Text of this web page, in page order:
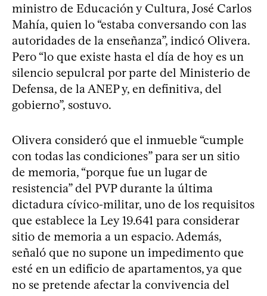
ministro de Educación y Cultura, José Carlos
Mahía, quien lo “estaba conversando con las
autoridades de la enseñanza”, indicó Olivera.
Pero “lo que existe hasta el día de hoy es un
silencio sepulcral por parte del Ministerio de
Defensa, de la ANEP y, en definitiva, del
gobierno”, sostuvo.
Olivera consideró que el inmueble “cumple
con todas las condiciones” para ser un sitio
de memoria, “porque fue un lugar de
resistencia” del PVP durante la última
dictadura cívico-militar, uno de los requisitos
que establece la Ley 19.641 para considerar
sitio de memoria a un espacio. Además,
señaló que no supone un impedimento que
esté en un edificio de apartamentos, ya que
no se pretende afectar la convivencia del